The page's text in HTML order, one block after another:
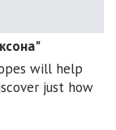
will help
just how